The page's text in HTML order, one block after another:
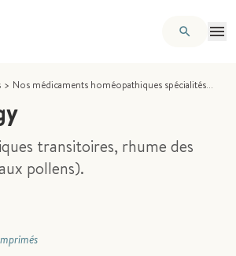
> Nos médicaments homéopathiques spécialités >
transitoires, rhume des
pollens).